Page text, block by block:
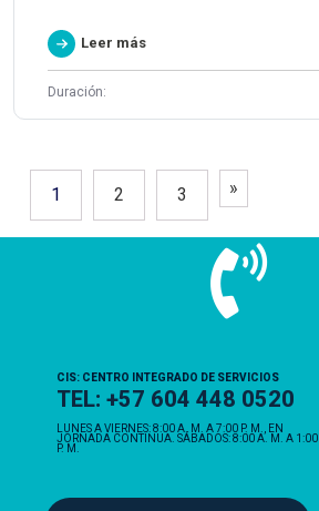
Leer más
Duración:
1 2 3 »
CIS: CENTRO INTEGRADO DE SERVICIOS
TEL: +57 604 448 0520
LUNES A VIERNES: 8:00 A. M. A 7:00 P. M., EN
JORNADA CONTINUA. SÁBADOS: 8:00 A. M. A 1:00
P. M.